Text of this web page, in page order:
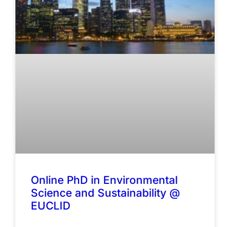
Online PhD in Environmental
Science and Sustainability @
EUCLID